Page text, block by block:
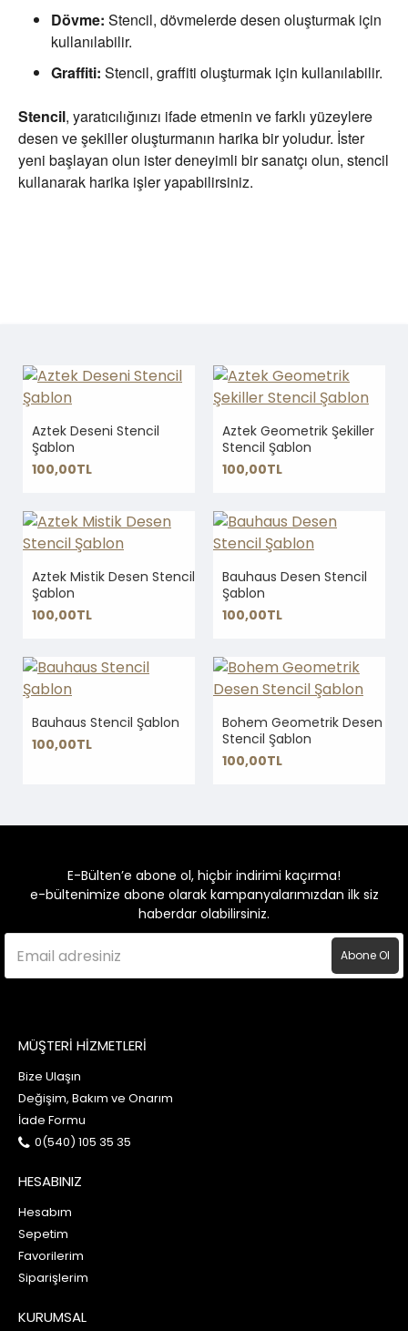
Dövme: Stencil, dövmelerde desen oluşturmak için
kullanılabilir.
Graffiti: Stencil, graffiti oluşturmak için kullanılabilir.
Stencil, yaratıcılığınızı ifade etmenin ve farklı yüzeylere
desen ve şekiller oluşturmanın harika bir yoludur. İster
yeni başlayan olun ister deneyimli bir sanatçı olun, stencil
kullanarak harika işler yapabilirsiniz.
Aztek Deseni Stencil
Şablon
100,00TL
Aztek Geometrik Şekiller
Stencil Şablon
100,00TL
Aztek Mistik Desen Stencil
Şablon
100,00TL
Bauhaus Desen Stencil
Şablon
100,00TL
Bauhaus Stencil Şablon
100,00TL
Bohem Geometrik Desen
Stencil Şablon
100,00TL
E-Bülten’e abone ol, hiçbir indirimi kaçırma!
e-bültenimize abone olarak kampanyalarımızdan ilk siz
haberdar olabilirsiniz.
Abone Ol
MÜŞTERİ HİZMETLERİ
Bize Ulaşın
Değişim, Bakım ve Onarım
İade Formu
0(540) 105 35 35
HESABINIZ
Hesabım
Sepetim
Favorilerim
Siparişlerim
KURUMSAL